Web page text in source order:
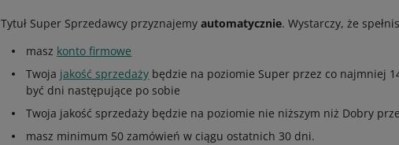
Tytuł Super Sprzedawcy przyznajemyautomatycznie. Wystarczy, że
masz konto firmowe
Twoja jakość sprzedaży będzie na poziomie Super przez co najmniej
być dni następujące po sobie
Twoja jakość sprzedaży będzie na poziomie nie niższym niż Dobry
masz minimum 50 zamówień w ciągu ostatnich 30 dni.